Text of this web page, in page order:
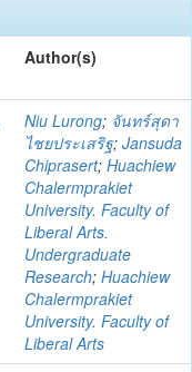
Author(s)
Niu Lurong; จันทร์สุดา
ไชยประเสริฐ; Jansuda
Chiprasert; Huachiew
Chalermprakiet
University. Faculty of
Liberal Arts.
Undergraduate
Research; Huachiew
Chalermprakiet
University. Faculty of
Liberal Arts